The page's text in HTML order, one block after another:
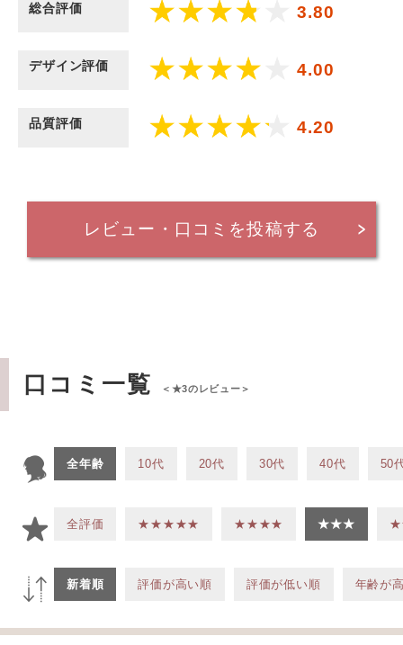
総合評価 3.80
デザイン評価 4.00
品質評価 4.20
レビュー・口コミを投稿する
口コミ一覧 ＜★3のレビュー＞
全年齢 10代 20代 30代 40代 50
全評価 ★★★★★ ★★★★ ★★★
新着順 評価が高い順 評価が低い順 年齢が